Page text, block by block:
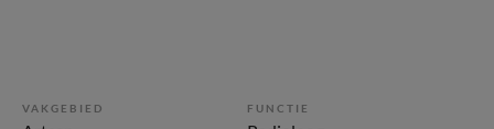
VAKGEBIED FUNCTIE